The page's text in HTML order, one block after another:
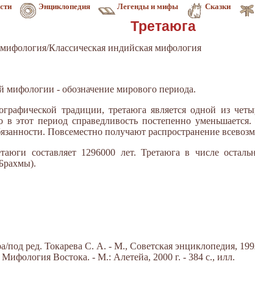
Энциклопедия Легенды и мифы Сказки
Третаюга
Классическая индийская мифология
мифологии - обозначение мирового периода.
традиции, третаюга является одной из
в этот период справедливость постепенно
Повсеместно получают распространение
составляет 1296000 лет. Третаюга в числе
ред. Токарева С. А. - М., Советская энциклопедия,
Востока. - М.: Алетейа, 2000 г. - 384 с., илл.